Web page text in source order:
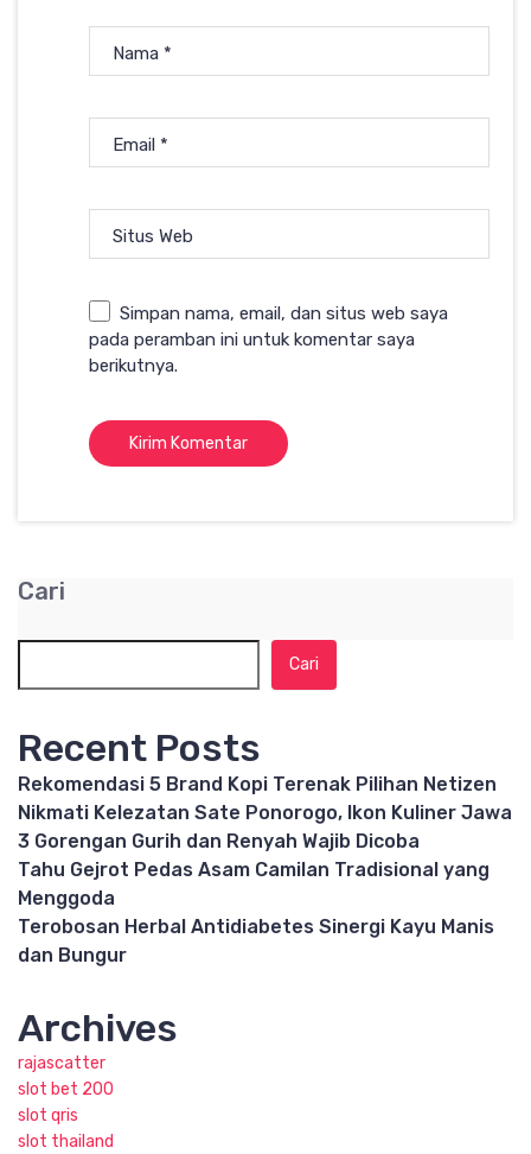
Nama *
Email *
Situs Web
Simpan nama, email, dan situs web saya
pada peramban ini untuk komentar saya
berikutnya.
Cari
Cari
Recent Posts
Rekomendasi 5 Brand Kopi Terenak Pilihan Netizen
Nikmati Kelezatan Sate Ponorogo, Ikon Kuliner Jawa
3 Gorengan Gurih dan Renyah Wajib Dicoba
Tahu Gejrot Pedas Asam Camilan Tradisional yang
Menggoda
Terobosan Herbal Antidiabetes Sinergi Kayu Manis
dan Bungur
Archives
rajascatter
slot bet 200
slot qris
slot thailand